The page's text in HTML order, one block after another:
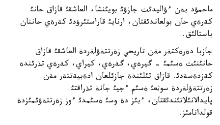
ماحمؤد بةن ءؤاليدئث جازؤئ بويئنشا، العاشقئ قازاق حانئ
كةرةي حان بولعاندئقتان، ارنايئ قاراستئرؤدئ كةرةي حاننان
باستالئق.
جازبا دةرةكتةر مةن تاريحي زةرتتةؤلةردة العاشقئ قازاق
حانئنئث ةسئمئ - گيرةي، گةرةي، كيراي، كةرةي تذرئندة
كةزدةسةدئ. قازاق تئلئندة جازئلعان ادةبيةتتةر مةن
زةرتتةؤلةردة سوثعئ ةسئم ءجيئ جانة تذراقتئ
پايدالانئلاتئندئقتان، ءبئز دة وسئ ةسئمدئ ءوز زةرتتةؤئمئزدة
قولدانامئز.